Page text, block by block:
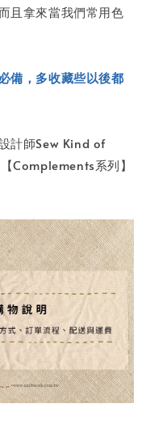
且拿來當我們常用色
備，多收藏些以後都
計師Sew Kind of
Complements系列】